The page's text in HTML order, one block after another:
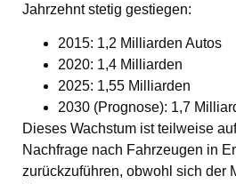
Jahrzehnt stetig gestiegen:
2015: 1,2 Milliarden Autos
2020: 1,4 Milliarden
2025: 1,55 Milliarden
2030 (Prognose): 1,7
Dieses Wachstum ist teilweise
Nachfrage nach Fahrzeugen in
zurückzuführen, obwohl sich der